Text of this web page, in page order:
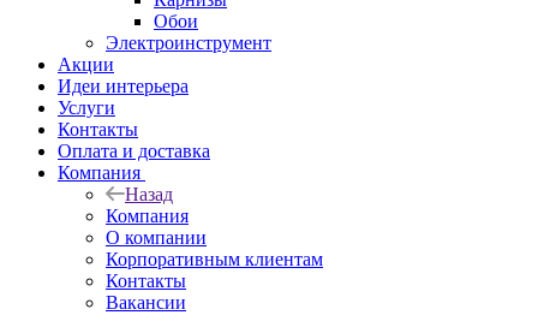
Обои
Электроинструмент
Акции
Идеи интерьера
Услуги
Контакты
Оплата и доставка
Компания
Назад
Компания
О компании
Корпоративным клиентам
Контакты
Вакансии